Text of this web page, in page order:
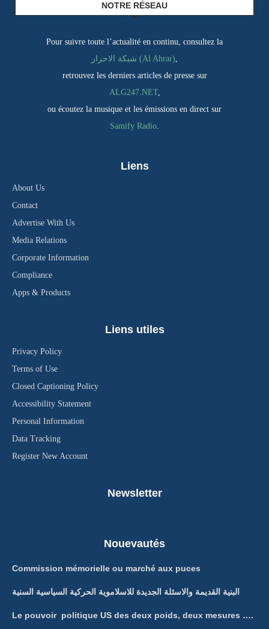
NOTRE RÉSEAU
Pour suivre toute l’actualité en continu, consultez la
شبكة الاحرار (Al Ahrar),
retrouvez les derniers articles de presse sur
ALG247.NET,
ou écoutez la musique et les émissions en direct sur
Samify Radio.
Liens
About Us
Contact
Advertise With Us
Media Relations
Corporate Information
Compliance
Apps & Products
Liens utiles
Privacy Policy
Terms of Use
Closed Captioning Policy
Accessibility Statement
Personal Information
Data Tracking
Register New Account
Newsletter
Nouevautés
Commission mémorielle ou marché aux puces
البنية القديمة والاسئلة الجديدة للاسلاموية الحركية السياسية السنية
Le pouvoir politique US des deux poids, deux mesures ….